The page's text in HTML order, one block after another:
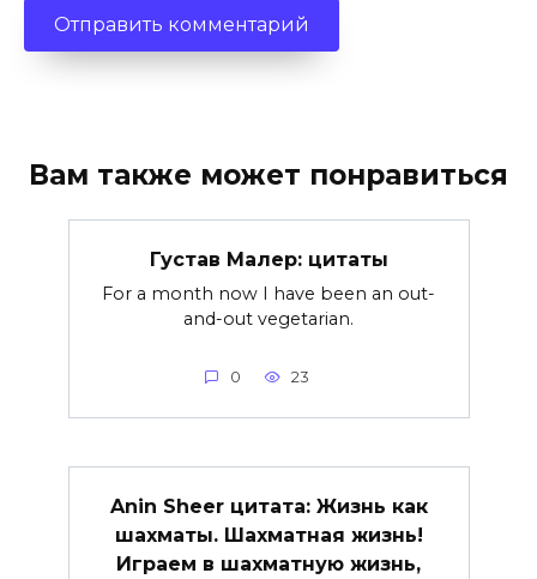
Вам также может понравиться
Густав Малер: цитаты
For a month now I have been an out-
and-out vegetarian.
0 23
Anin Sheer цитата: Жизнь как
шахматы. Шахматная жизнь!
Играем в шахматную жизнь,